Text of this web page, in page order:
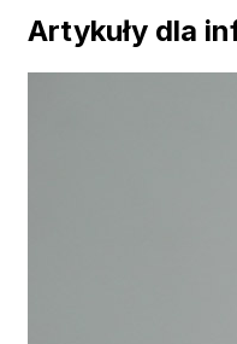
Artykuły dla